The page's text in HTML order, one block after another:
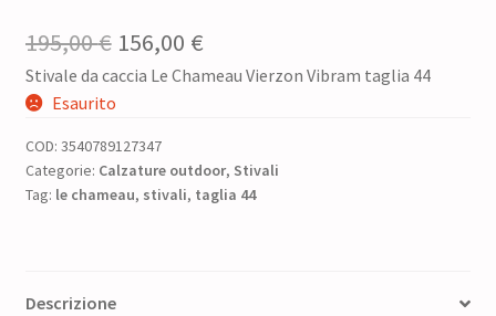
195,00€ Il
prezzo
era:
195,00 €.
156,00 €Il
prezzo
è:
156,00 €.
Stivale da caccia Le Chameau Vierzon Vibram taglia 44
Esaurito
COD: 3540789127347
Categorie: Calzature outdoor, Stivali
Tag: le chameau, stivali, taglia 44
Descrizione